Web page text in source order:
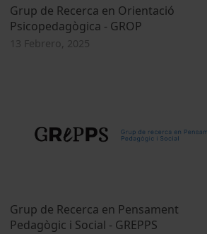
Grup de Recerca en Orientació
Psicopedagògica - GROP
13 Febrero, 2025
Grup de Recerca en Pensament
Pedagògic i Social - GREPPS